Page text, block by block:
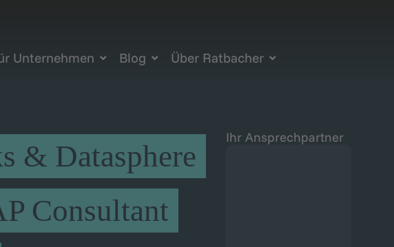
Unternehmen Blog Über Ratbacher
& Datasphere
Consultant
Ihr Ansprechpartner